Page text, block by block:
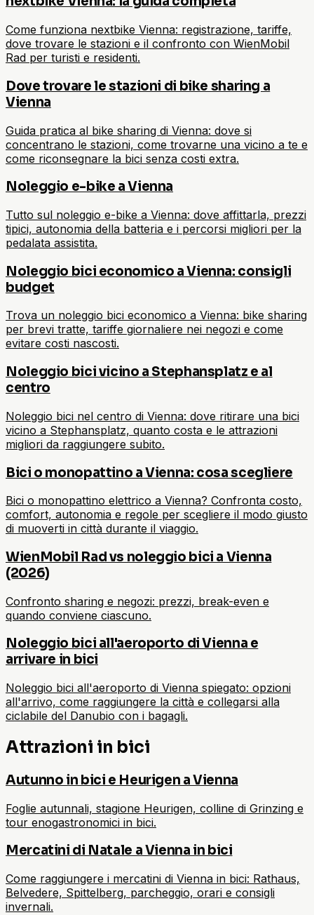
Come funziona nextbike Vienna: registrazione, tariffe,
dove trovare le stazioni e il confronto con WienMobil
Rad per turisti e residenti.
Dove trovare le stazioni di bike sharing a
Vienna
Guida pratica al bike sharing di Vienna: dove si
concentrano le stazioni, come trovarne una vicino a te e
come riconsegnare la bici senza costi extra.
Noleggio e-bike a Vienna
Tutto sul noleggio e-bike a Vienna: dove affittarla, prezzi
tipici, autonomia della batteria e i percorsi migliori per la
pedalata assistita.
Noleggio bici economico a Vienna: consigli
budget
Trova un noleggio bici economico a Vienna: bike sharing
per brevi tratte, tariffe giornaliere nei negozi e come
evitare costi nascosti.
Noleggio bici vicino a Stephansplatz e al
centro
Noleggio bici nel centro di Vienna: dove ritirare una bici
vicino a Stephansplatz, quanto costa e le attrazioni
migliori da raggiungere subito.
Bici o monopattino a Vienna: cosa scegliere
Bici o monopattino elettrico a Vienna? Confronta costo,
comfort, autonomia e regole per scegliere il modo giusto
di muoverti in città durante il viaggio.
WienMobil Rad vs noleggio bici a Vienna
(2026)
Confronto sharing e negozi: prezzi, break-even e
quando conviene ciascuno.
Noleggio bici all'aeroporto di Vienna e
arrivare in bici
Noleggio bici all'aeroporto di Vienna spiegato: opzioni
all'arrivo, come raggiungere la città e collegarsi alla
ciclabile del Danubio con i bagagli.
Attrazioni in bici
Autunno in bici e Heurigen a Vienna
Foglie autunnali, stagione Heurigen, colline di Grinzing e
tour enogastronomici in bici.
Mercatini di Natale a Vienna in bici
Come raggiungere i mercatini di Vienna in bici: Rathaus,
Belvedere, Spittelberg, parcheggio, orari e consigli
invernali.